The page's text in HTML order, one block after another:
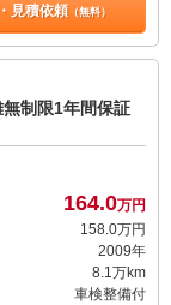
見積依頼（無料）
制限1年間保証
164.0万円
158.0万円
2009年
8.1万km
車検整備付